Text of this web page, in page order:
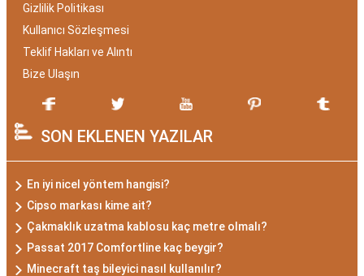
Gizlilik Politikası
Kullanıcı Sözleşmesi
Teklif Hakları ve Alıntı
Bize Ulaşın
SON EKLENEN YAZILAR
En iyi nicel yöntem hangisi?
Cipso markası kime ait?
Çakmaklık uzatma kablosu kaç metre olmalı?
Passat 2017 Comfortline kaç beygir?
Minecraft taş bileyici nasıl kullanılır?